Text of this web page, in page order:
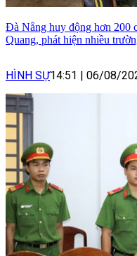
Đà Nẵng huy động hơn 200
Quang, phát hiện nhiều
HÌNH SỰ14:51 | 06/08/